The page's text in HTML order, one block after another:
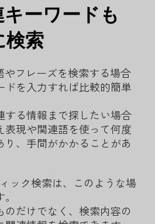
ーワードも
検索
やフレーズを検索する場合
ドを入力すれば比較的簡単
する情報まで探したい場合
表現や関連語を使って何度
り、手間がかかることがあ
ック検索は、このような場
のだけでなく、検索内容の